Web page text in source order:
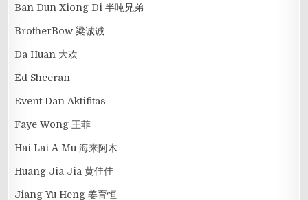
Ban Dun Xiong Di 半吨兄弟
BrotherBow 梁诚诚
Da Huan 大欢
Ed Sheeran
Event Dan Aktifitas
Faye Wong 王菲
Hai Lai A Mu 海来阿木
Huang Jia Jia 黄佳佳
Jiang Yu Heng 姜育恒